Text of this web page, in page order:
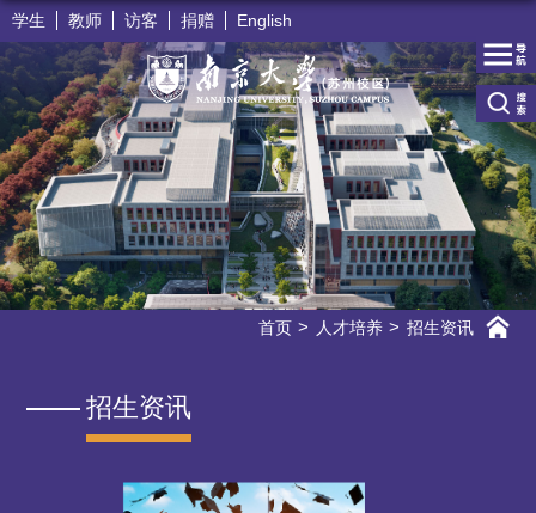
学生 教师 访客 捐赠 English
首页 人才培养 招生资讯
招生资讯